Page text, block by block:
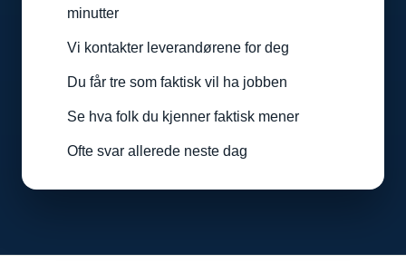
minutter
Vi kontakter leverandørene for deg
Du får tre som faktisk vil ha jobben
Se hva folk du kjenner faktisk mener
Ofte svar allerede neste dag